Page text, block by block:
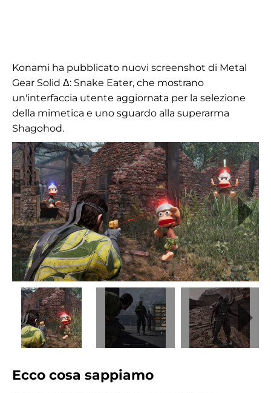
Konami ha pubblicato nuovi screenshot di Metal
Gear Solid Δ: Snake Eater, che mostrano
un'interfaccia utente aggiornata per la selezione
della mimetica e uno sguardo alla superarma
Shagohod.
Ecco cosa sappiamo